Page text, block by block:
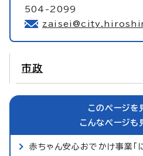
504-2099
市政
このページを
こんなページも
赤ちゃん安心おでかけ事業「